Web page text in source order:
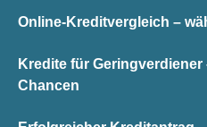
Online-Kreditvergleich –
Kredite für
Chancen